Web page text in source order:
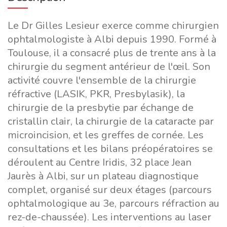
Le Dr Gilles Lesieur exerce comme chirurgien
ophtalmologiste à Albi depuis 1990. Formé à
Toulouse, il a consacré plus de trente ans à la
chirurgie du segment antérieur de l'œil. Son
activité couvre l'ensemble de la chirurgie
réfractive (LASIK, PKR, Presbylasik), la
chirurgie de la presbytie par échange de
cristallin clair, la chirurgie de la cataracte par
microincision, et les greffes de cornée. Les
consultations et les bilans préopératoires se
déroulent au Centre Iridis, 32 place Jean
Jaurès à Albi, sur un plateau diagnostique
complet, organisé sur deux étages (parcours
ophtalmologique au 3e, parcours réfraction au
rez-de-chaussée). Les interventions au laser